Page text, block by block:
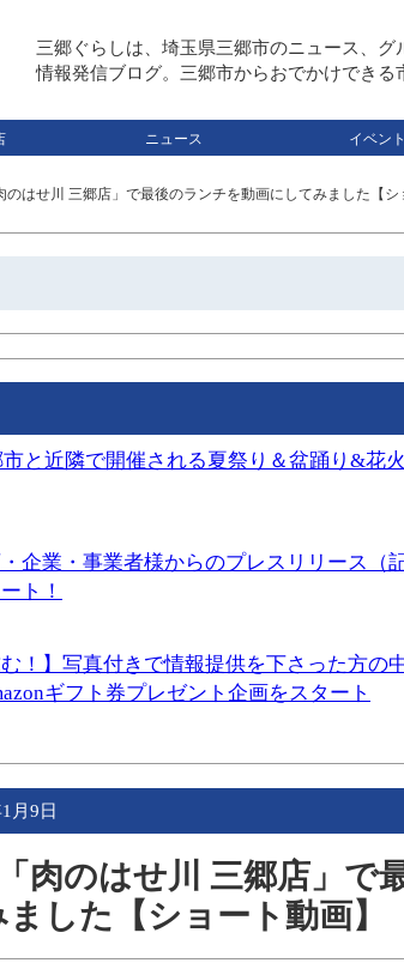
三郷ぐらしは、埼玉県三郷市のニュース、
情報発信ブログ。三郷市からおでかけできる
ニュース イベント
のはせ川 三郷店」で最後のランチを動画にしてみました【シ
市と近隣で開催される夏祭り＆盆踊り&花
企業・事業者様からのプレスリリース（
ト！
む！】写真付きで情報提供を下さった方の
ギフト券プレゼント企画をスタート
月9日
肉のはせ川 三郷店」で
した【ショート動画】